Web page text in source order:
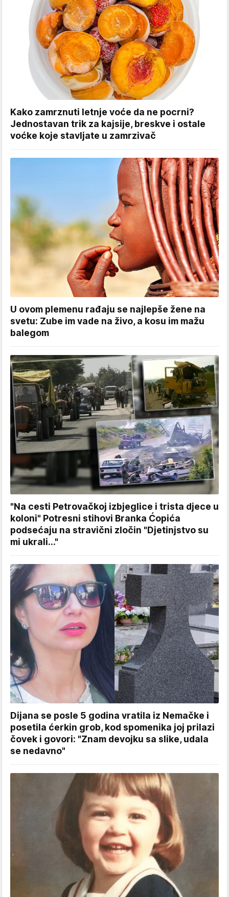
Kako zamrznuti letnje voće da ne pocrni?
Jednostavan trik za kajsije, breskve i ostale
voćke koje stavljate u zamrzivač
U ovom plemenu rađaju se najlepše žene na
svetu: Zube im vade na živo, a kosu im mažu
balegom
"Na cesti Petrovačkoj izbjeglice i trista djece u
koloni" Potresni stihovi Branka Ćopića
podsećaju na stravični zločin "Djetinjstvo su
mi ukrali..."
Dijana se posle 5 godina vratila iz Nemačke i
posetila ćerkin grob, kod spomenika joj prilazi
čovek i govori: "Znam devojku sa slike, udala
se nedavno"